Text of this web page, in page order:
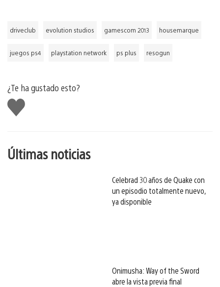
driveclub evolution studios gamescom 2013 housemarque
juegos ps4 playstation network ps plus resogun
¿Te ha gustado esto?
Me
gusta
Últimas noticias
Celebrad 30 años de Quake con
un episodio totalmente nuevo,
ya disponible
Onimusha: Way of the Sword
abre la vista previa final